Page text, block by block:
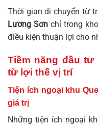
Thời gian di chuyển từ
Lương Sơnchỉ trong
điều kiện thuận lợi cho
Tiềm năng đầu tư
từ lợi thế vị trí
Tiện ích ngoại khu
giá trị
Những tiện ích ngoại